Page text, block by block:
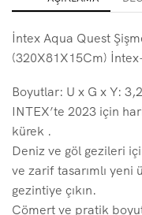
İntex Aqua Quest
(320X81X15Cm)
Boyutlar: U x G x Y:
INTEX’te 2023 için
kürek .
Deniz ve göl gezileri
ve zarif tasarımlı yeni
gezintiye çıkın.
Cömert ve pratik